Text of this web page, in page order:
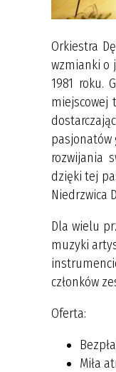
Orkiestra
wzmianki o
1981 roku.
miejscowej
rozwijania
dzięki tej
Niedrzwica
Dla wielu
muzyki
członków
Oferta:
Miła